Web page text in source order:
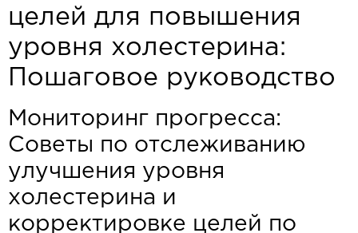
целей для повышения
уровня холестерина:
Пошаговое руководство
Мониторинг прогресса:
Советы по отслеживанию
улучшения уровня
холестерина и
корректировке целей по